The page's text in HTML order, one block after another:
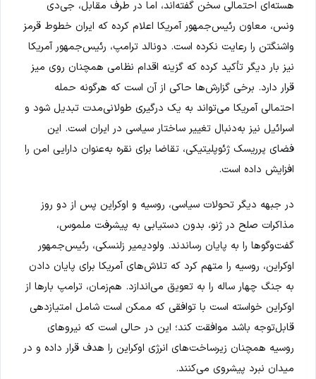
هسته‌ای احتمالی سخن گفته‌اند، اما در طرف مقابل، جی‌دی
ونس، معاون رئیس‌جمهور آمریکا اعلام کرده که ایران خطوط قرمز
واشنگتن را رعایت نکرده است. دونالد ترامپ، رئیس‌جمهور آمریکا
نیز بار دیگر تأکید کرده که گزینه اقدام نظامی همچنان روی میز
قرار دارد. برخی گزارش‌ها حاکی از آن است که هرگونه حمله
احتمالی آمریکا می‌تواند به یک درگیری طولانی‌مدت تبدیل شود و
اسرائیل نیز به‌دنبال تغییر ساختار سیاسی در ایران است. این
فضای پرریسک ژئوپلیتیکی، تقاضا برای نقره به‌عنوان دارایی امن را
افزایش داده است.
در جبهه دیگر تحولات سیاسی، روسیه و اوکراین پس از دو روز
مذاکرات صلح در ژنو، بدون دستیابی به پیشرفت ملموس،
گفت‌وگوها را به پایان رساندند. ولودیمیر زلنسکی، رئیس‌جمهور
اوکراین، روسیه را متهم کرد که تلاش‌های آمریکا برای پایان دادن
به جنگ چهار ساله را به تعویق می‌اندازد. هم‌زمان، ترامپ بارها از
اوکراین خواسته است با توافقی که ممکن است شامل امتیازدهی
قابل‌توجه باشد موافقت کند؛ این در حالی است که نیروهای
روسیه همچنان زیرساخت‌های انرژی اوکراین را هدف قرار داده و در
میدان نبرد پیشروی می‌کنند.